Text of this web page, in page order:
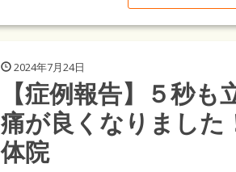
2024年7月24日
【症例報告】５秒
痛が良くなりまし
体院